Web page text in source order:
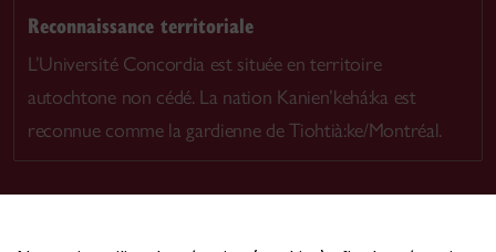
Reconnaissance territoriale
L’Université Concordia est située en territoire
autochtone non cédé. La nation Kanien’kehá:ka est
reconnue comme la gardienne de Tiohtià:ke/Montréal.